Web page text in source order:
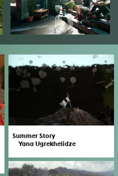
Summer Story
Yana Ugrekhelidze